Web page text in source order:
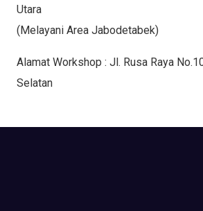
Utara
(Melayani Area Jabodetabek)
Alamat Workshop : Jl. Rusa Raya
Selatan